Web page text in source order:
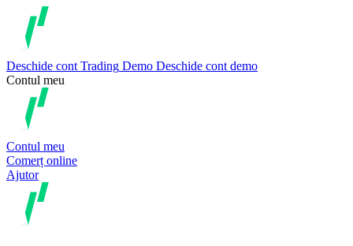
Deschide cont Trading Demo Deschide cont demo
Contul meu
Contul meu
Comerț online
Ajutor